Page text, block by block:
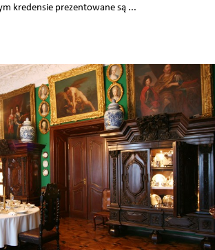
kredensie prezentowane są ...